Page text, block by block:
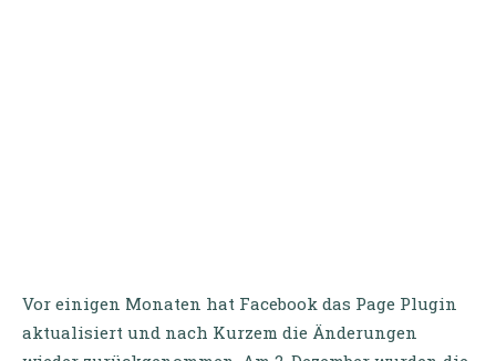
Vor einigen Monaten hat Facebook das Page Plugin
aktualisiert und nach Kurzem die Änderungen